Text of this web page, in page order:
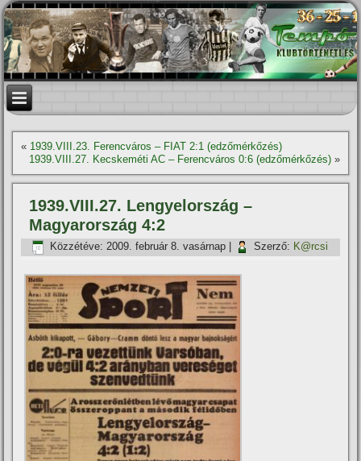
« 1939.VIII.23. Ferencváros – FIAT 2:1 (edzőmérkőzés)
1939.VIII.27. Kecskeméti AC – Ferencváros 0:6 (edzőmérkőzés)»
1939.VIII.27. Lengyelország –
Magyarország 4:2
Közzétéve: 2009. február 8. vasárnap Szerző: K@rcsi